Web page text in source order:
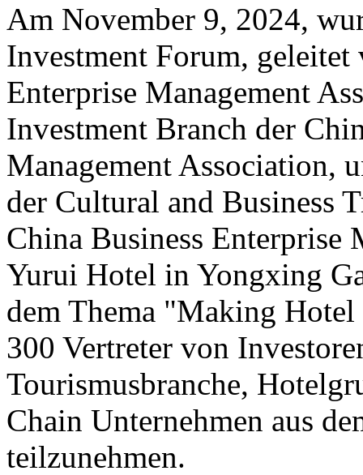
Am November 9, 2024,
Investment Forum, geleitet
Enterprise Management
Investment Branch der
Management Association,
der Cultural and Business
China Business Enterprise
Yurui Hotel in Yongxing
dem Thema "Making
300 Vertreter von
Tourismusbranche,
Chain Unternehmen aus
teilzunehmen.